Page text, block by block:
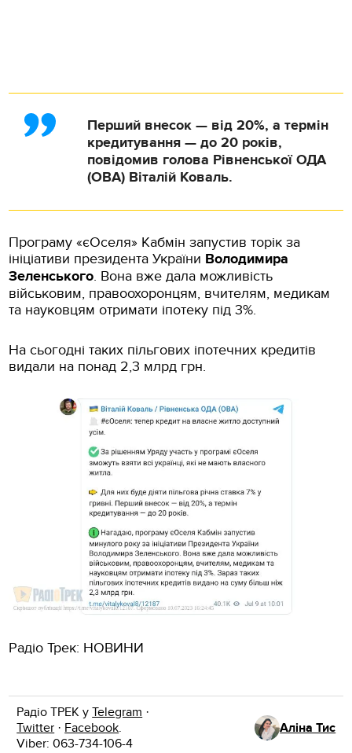
Перший внесок — від 20%, а термін
кредитування — до 20 років,
повідомив голова Рівненської ОДА
(ОВА) Віталій Коваль.
Програму «єОселя» Кабмін запустив торік за
ініціативи президента України Володимира
Зеленського. Вона вже дала можливість
військовим, правоохоронцям, вчителям, медикам
та науковцям отримати іпотеку під 3%.
На сьогодні таких пільгових іпотечних кредитів
видали на понад 2,3 млрд грн.
Радіо Трек: НОВИНИ
Радіо ТРЕК уTelegram ·
Twitter · Facebook.
Viber: 063-734-106-4
Аліна Тис